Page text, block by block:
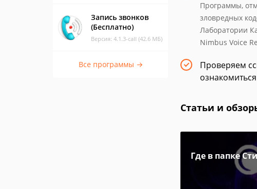
Запись звонков
(Бесплатно)
Версия: 4.1.3-call (42.6 МБ)
Все программы →
Программы,
зловредных
Лаборатории
Nimbus Voice
Проверяем
Статьи и
Где в папке